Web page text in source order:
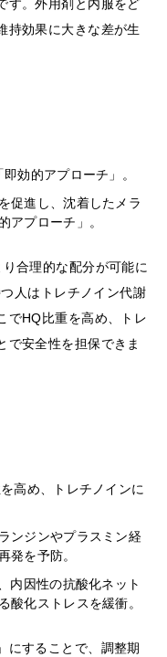
す。外用剤と内服をど
持効果に大きな差が生
効的アプローチ」。
促進し、沈着したメラ
アプローチ」。
合理的な配分が可能に
人はトレチノイン代謝
でHQ比重を高め、トレ
で安全性を担保できま
高め、トレチノインに
ンジンやプラスミン経
発を予防。
内因性の抗酸化ネット
酸化ストレスを緩衝。
にすることで、調整期